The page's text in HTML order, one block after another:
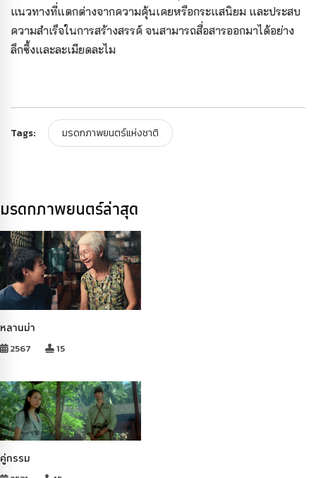
แนวทางที่แตกต่างจากความคุ้นเคยหรือกระแสนิยม และประสบ
ความสำเร็จในการสร้างสรรค์ จนสามารถสื่อสารออกมาได้อย่าง
ลึกซึ้งและละเมียดละไม
Tags: มรดกภาพยนตร์แห่งชาติ
มรดกภาพยนตร์ล่าสุด
หลานม่า
2567 15
คู่กรรม